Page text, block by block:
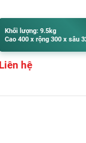
C10 Tập thể
Nguyễn Trãi: gần
Khuất Duy Tiến)
Khối lượng: 3.85kg
Cao 320 x rộng 271 x sâu
Giá giảm: